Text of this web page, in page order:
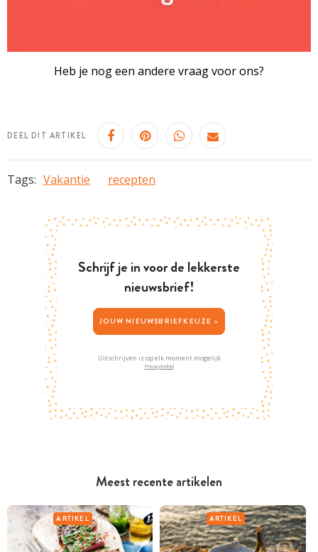
Meest recente artikelen
ARTIKEL ARTIKEL
Heb je nog een andere vraag voor ons?
DEEL DIT ARTIKEL
Tags: Vakantie recepten
Schrijf je in voor de lekkerste
nieuwsbrief!
JOUW NIEUWSBRIEFKEUZE >
Uitschrijven is op elk moment mogelijk
Privacybeleid